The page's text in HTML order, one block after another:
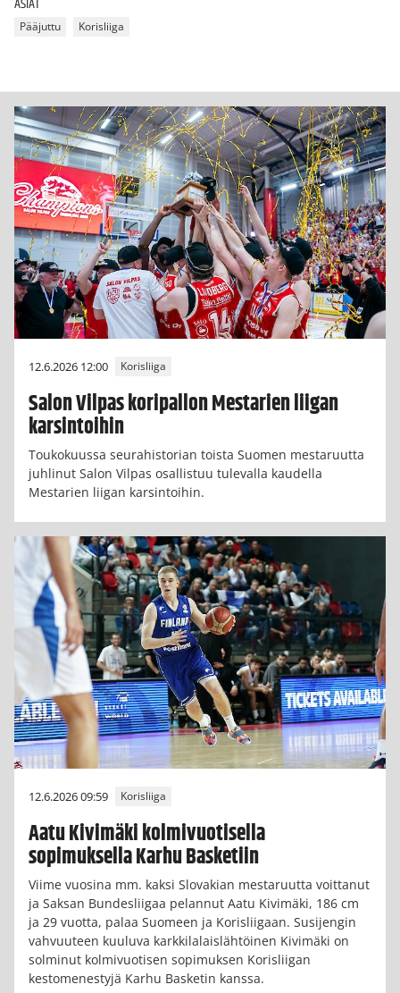
Pääjuttu Korisliiga
12.6.2026 12:00 Korisliiga
Salon Vilpas koripallon Mestarien liigan
karsintoihin
Toukokuussa seurahistorian toista Suomen mestaruutta
juhlinut Salon Vilpas osallistuu tulevalla kaudella
Mestarien liigan karsintoihin.
12.6.2026 09:59 Korisliiga
Aatu Kivimäki kolmivuotisella
sopimuksella Karhu Basketiin
Viime vuosina mm. kaksi Slovakian mestaruutta voittanut
ja Saksan Bundesliigaa pelannut Aatu Kivimäki, 186 cm
ja 29 vuotta, palaa Suomeen ja Korisliigaan. Susijengin
vahvuuteen kuuluva karkkilalaislähtöinen Kivimäki on
solminut kolmivuotisen sopimuksen Korisliigan
kestomenestyjä Karhu Basketin kanssa.